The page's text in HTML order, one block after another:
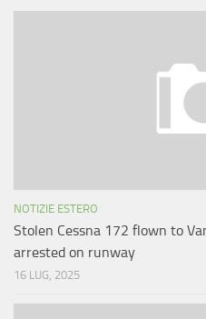
NOTIZIE ESTERO
Stolen Cessna 172 flown to
arrested on runway
16 LUG, 2025